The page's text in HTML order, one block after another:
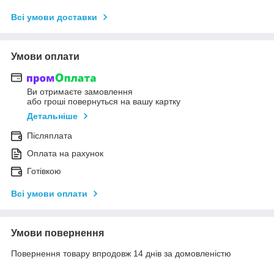
Всі умови доставки
Умови оплати
Ви отримаєте замовлення
або гроші повернуться на вашу картку
Детальніше
Післяплата
Оплата на рахунок
Готівкою
Всі умови оплати
Умови повернення
Повернення товару впродовж 14 днів за домовленістю